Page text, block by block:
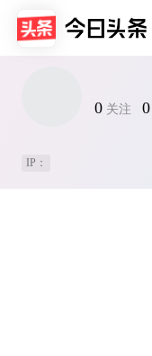
0 关注 0
IP：